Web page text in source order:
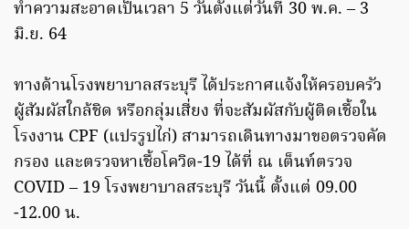
ทำความสะอาดเป็นเวลา 5 วันตั้งแต่วันที่ 30 พ.ค. – 3
มิ.ย. 64
ทางด้านโรงพยาบาลสระบุรี ได้ประกาศแจ้งให้ครอบครัว
ผู้สัมผัสใกล้ชิด หรือกลุ่มเสี่ยง ที่จะสัมผัสกับผู้ติดเชื้อใน
โรงงาน CPF (แปรรูปไก่) สามารถเดินทางมาขอตรวจคัด
กรอง และตรวจหาเชื้อโควิด-19 ได้ที่ ณ เต็นท์ตรวจ
COVID – 19 โรงพยาบาลสระบุรี วันนี้ ตั้งแต่ 09.00
-12.00 น.